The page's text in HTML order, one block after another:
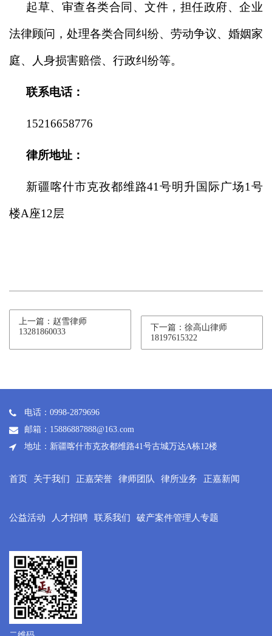
起草、审查各类合同、文件，担任政府、企业
法律顾问 ， 处理各类合同纠纷、 劳动争议、 婚姻家
庭、人身损害赔偿、 行政纠纷等。
联系电话：
1 5216658776
律所地址：
新疆喀什市克孜都维路41号明升国际广场1号
楼A座12层
上一篇：赵雪律师
13281860033
下一篇：徐高山律师
18197615322
电话：0998-2879696
邮箱：15886887888@163.com
地址：新疆喀什市克孜都维路41号古城万达A栋12楼
首页 关于我们 正嘉荣誉 律师团队 律所业务 正嘉新闻
公益活动 人才招聘 联系我们 破产案件管理人专题